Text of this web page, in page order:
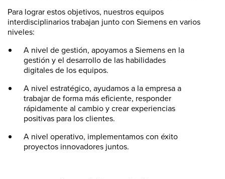
Para lograr estos objetivos, nuestros equipos
interdisciplinarios trabajan junto con Siemens en varios
niveles:
A nivel de gestión, apoyamos a Siemens en la
gestión y el desarrollo de las habilidades
digitales de los equipos.
A nivel estratégico, ayudamos a la empresa a
trabajar de forma más eficiente, responder
rápidamente al cambio y crear experiencias
positivas para los clientes.
A nivel operativo, implementamos con éxito
proyectos innovadores juntos.